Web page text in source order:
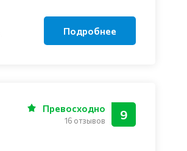
Подробнее
9
Превосходно
16 отзывов